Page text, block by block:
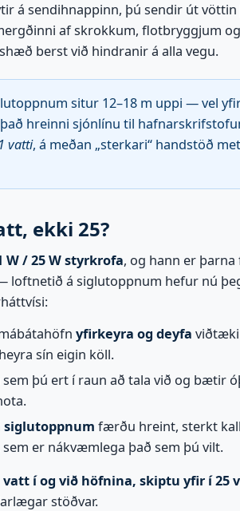
á sendihnappinn, þú sendir út
af skrokkum, flotbryggjum
berst við hindranir á alla vegu.
situr 12–18 m uppi — vel
hreinni sjónlínu til
vatti, á meðan „sterkari“ handstöð
ekki 25?
W / 25 W styrkrofa, og hann er
á siglutoppnum hefur nú
yfirkeyra og deyfa
sín eigin köll.
þú ert í raun að tala við og bætir
færðu hreint, sterkt
er nákvæmlega það sem þú vilt.
í og við höfnina, skiptu yfir í 25
stöðvar.